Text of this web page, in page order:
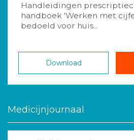
Handleidingen
handboek 'Werken met
bedoeld voor huis...
Download
Medicijnjournaal